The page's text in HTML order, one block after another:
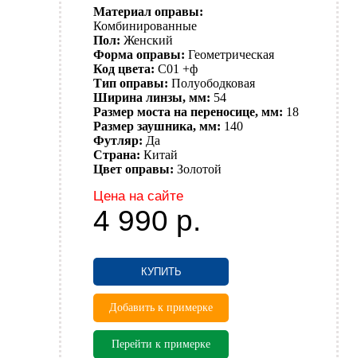
Материал оправы:
Комбинированные
Пол: Женский
Форма оправы: Геометрическая
Код цвета: C01 +ф
Тип оправы: Полуободковая
Ширина линзы, мм: 54
Размер моста на переносице, мм: 18
Размер заушника, мм: 140
Футляр: Да
Страна: Китай
Цвет оправы: Золотой
Цена на сайте
4 990 р.
КУПИТЬ
Добавить к примерке
Перейти к примерке